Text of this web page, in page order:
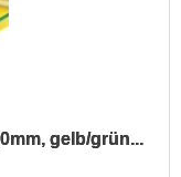
gelb/grün...